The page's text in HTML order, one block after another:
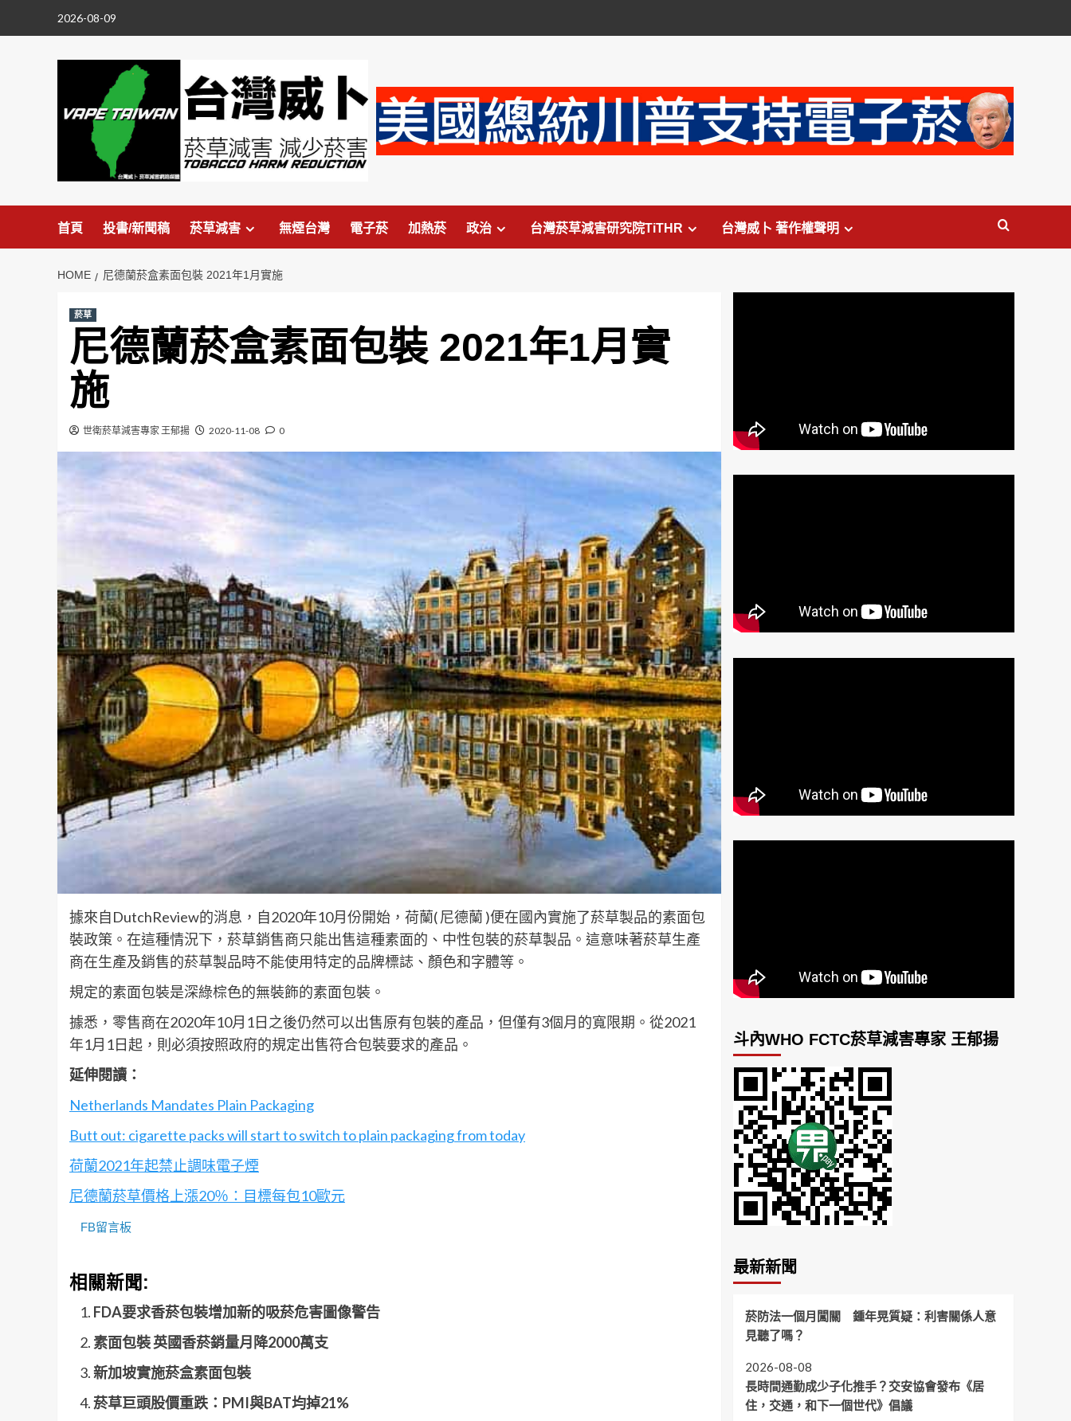
2026-08-09
首頁 投書/新聞稿 菸草減害 無煙台灣 電子菸 加熱菸 政治 台灣菸草減害研究院TiTHR 台灣威卜 著作權聲明
HOME 尼德蘭菸盒素面包裝 2021年1月實施
菸草
尼德蘭菸盒素面包裝 2021年1月實
施
世衛菸草減害專家 王郁揚 2020-11-08 0
據來自DutchReview的消息，自2020年10月份開始，荷蘭( 尼德蘭 )便在國內實施了菸草製品的素面包
裝政策。在這種情況下，菸草銷售商只能出售這種素面的、中性包裝的菸草製品。這意味著菸草生產
商在生產及銷售的菸草製品時不能使用特定的品牌標誌、顏色和字體等。
規定的素面包裝是深綠棕色的無裝飾的素面包裝。
據悉，零售商在2020年10月1日之後仍然可以出售原有包裝的產品，但僅有3個月的寬限期。從2021
年1月1日起，則必須按照政府的規定出售符合包裝要求的產品。
延伸閱讀：
Netherlands Mandates Plain Packaging
Butt out: cigarette packs will start to switch to plain packaging from today
荷蘭2021年起禁止調味電子煙
尼德蘭菸草價格上漲20％：目標每包10歐元
FB留言板
相關新聞:
FDA要求香菸包裝增加新的吸菸危害圖像警告
素面包裝 英國香菸銷量月降2000萬支
新加坡實施菸盒素面包裝
菸草巨頭股價重跌：PMI與BAT均掉21%
斗內WHO FCTC菸草減害專家 王郁揚
最新新聞
菸防法一個月闖關 鍾年晃質疑：利害關係人意
見聽了嗎？
2026-08-08
長時間通勤成少子化推手？交安協會發布《居
住，交通，和下一個世代》倡議